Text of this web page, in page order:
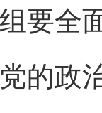
要全
的政